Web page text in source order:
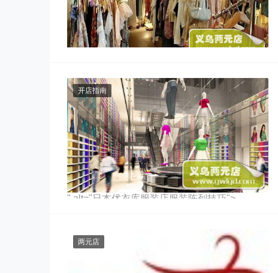
" alt="日本优衣库服装店服装陈列技巧">
开店指南
两元店